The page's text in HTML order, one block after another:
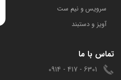
سرویس و نیم ست
آویز و دستبند
تماس با ما
6301 - 417 - 0914